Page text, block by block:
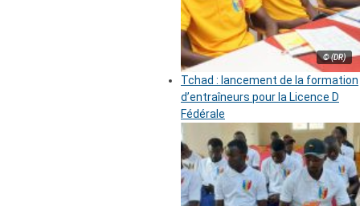
© (DR)
Tchad : lancement de la formation
d’entraîneurs pour la Licence D
Fédérale